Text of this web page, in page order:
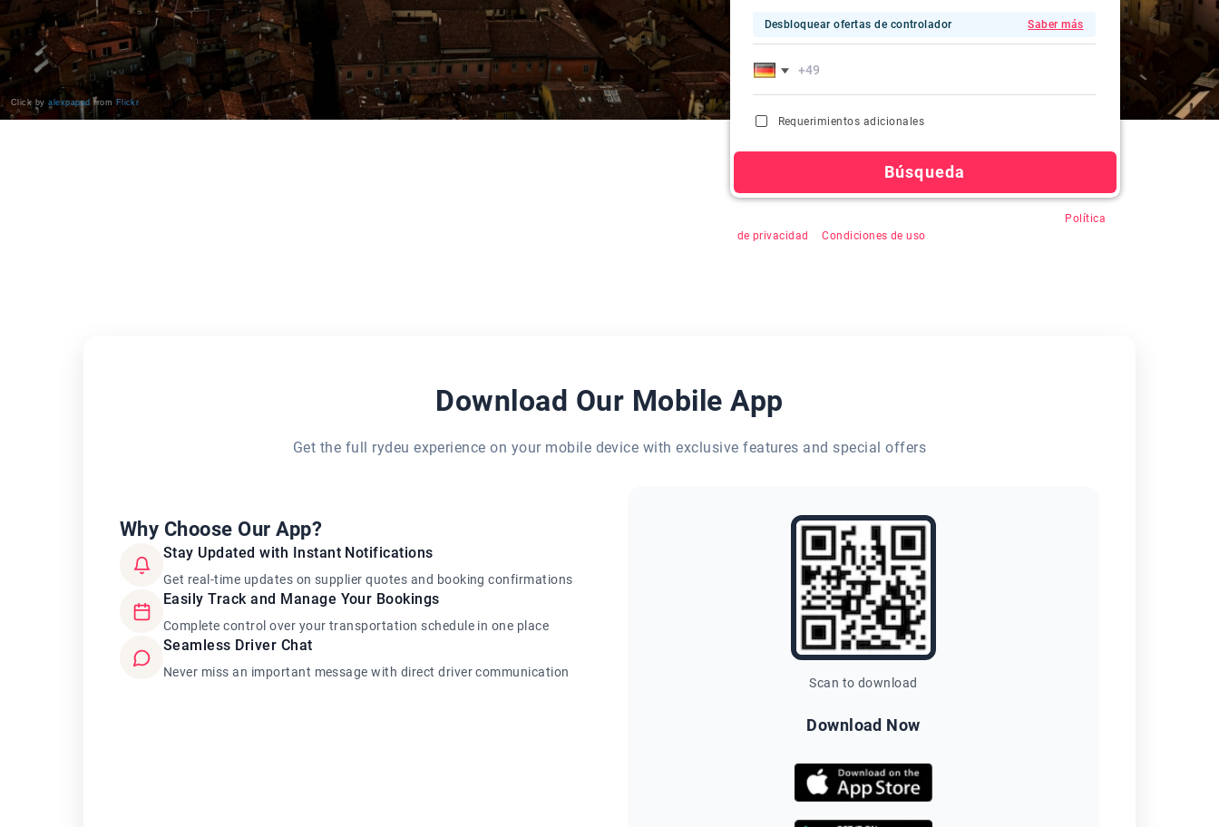
Desbloquear ofertas de controlador Saber más
Requerimientos adicionales
Búsqueda
Política
de privacidad
&Condiciones de uso
Click byalexpapad from Flickr
Download Our Mobile App
Get the full rydeu experience on your mobile device with exclusive features and special offers
Why Choose Our App?
Stay Updated with Instant Notifications
Get real-time updates on supplier quotes and booking confirmations
Easily Track and Manage Your Bookings
Complete control over your transportation schedule in one place
Seamless Driver Chat
Never miss an important message with direct driver communication
Scan to download
Download Now